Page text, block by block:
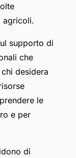
agricoli.
supporto di
che
desidera
le
e per
di